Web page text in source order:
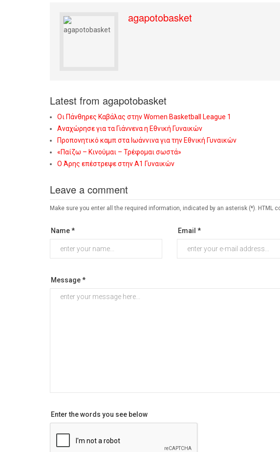
agapotobasket
Latest from agapotobasket
Οι Πάνθηρες Καβάλας στην Women Basketball League 1
Αναχώρησε για τα Γιάννενα η Εθνική Γυναικών
Προπονητικό καμπ στα Ιωάννινα για την Εθνική Γυναικών
«Παίζω – Κινούμαι – Τρέφομαι σωστά»
Ο Άρης επέστρεψε στην Α1 Γυναικών
Leave a comment
Make sure you enter all the required information, indicated by an asterisk (*). HTML
Name * Email *
Message *
Enter the words you see below